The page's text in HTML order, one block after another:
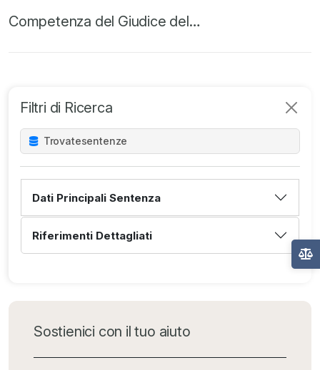
Competenza del Giudice del…
Filtri di Ricerca
Trovatesentenze
Dati Principali Sentenza
Riferimenti Dettagliati
Sostienici con il tuo aiuto